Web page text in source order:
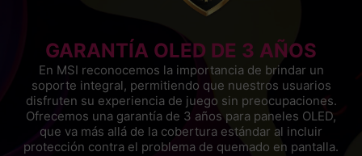
GARANTÍA OLED DE 3 AÑOS
En MSI reconocemos la importancia de brindar un
soporte integral, permitiendo que nuestros usuarios
disfruten su experiencia de juego sin preocupaciones.
Ofrecemos una garantía de 3 años para paneles OLED,
que va más allá de la cobertura estándar al incluir
protección contra el problema de quemado en pantalla.